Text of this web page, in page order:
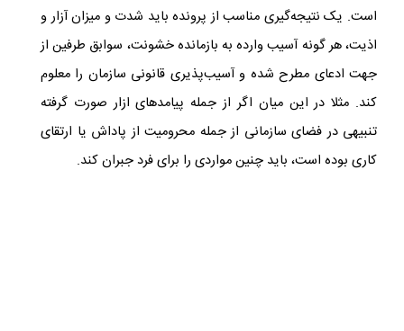
است. یک نتیجه‌گیری مناسب از پرونده باید شدت و میزان آزار و
اذیت، هر گونه آسیب وارده به بازمانده خشونت، سوابق طرفین از
جهت ادعای مطرح شده و آسیب‌پذیری قانونی سازمان را معلوم
کند. مثلا در این میان اگر از جمله پیامدهای ازار صورت گرفته
تنبیهی در فضای سازمانی از جمله محرومیت از پاداش یا ارتقای
کاری بوده است، باید چنین مواردی را برای فرد جبران کند.